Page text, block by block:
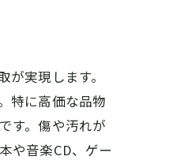
実現します。
特に高価な品物
す。傷や汚れが
や音楽CD、ゲー